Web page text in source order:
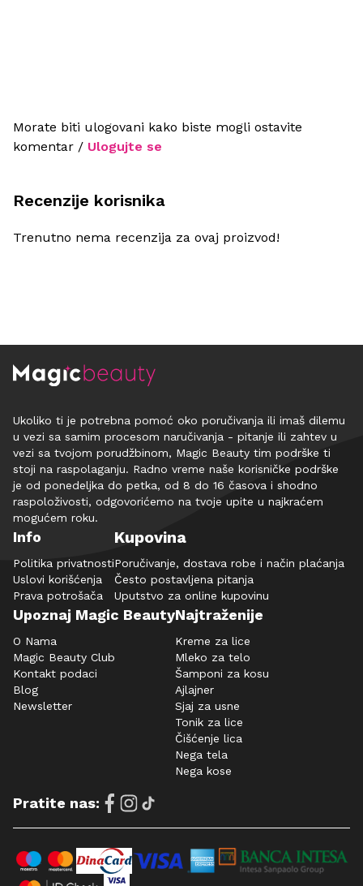
Morate biti ulogovani kako biste mogli ostavite
komentar / Ulogujte se
Recenzije korisnika
Trenutno nema recenzija za ovaj proizvod!
Ukoliko ti je potrebna pomoć oko poručivanja ili imaš dilemu
u vezi sa samim procesom naručivanja - pitanje ili zahtev u
vezi sa tvojom porudžbinom, Magic Beauty tim podrške ti
stoji na raspolaganju. Radno vreme naše korisničke podrške
je od ponedeljka do petka, od 8 do 16 časova i shodno
raspoloživosti, odgovorićemo na tvoje upite u najkraćem
mogućem roku.
Info
Politika privatnosti
Uslovi korišćenja
Prava potrošača
Kupovina
Poručivanje, dostava robe i način plaćanja
Često postavljena pitanja
Uputstvo za online kupovinu
Upoznaj Magic Beauty
O Nama
Magic Beauty Club
Kontakt podaci
Blog
Newsletter
Najtraženije
Kreme za lice
Mleko za telo
Šamponi za kosu
Ajlajner
Sjaj za usne
Tonik za lice
Čišćenje lica
Nega tela
Nega kose
Pratite nas: